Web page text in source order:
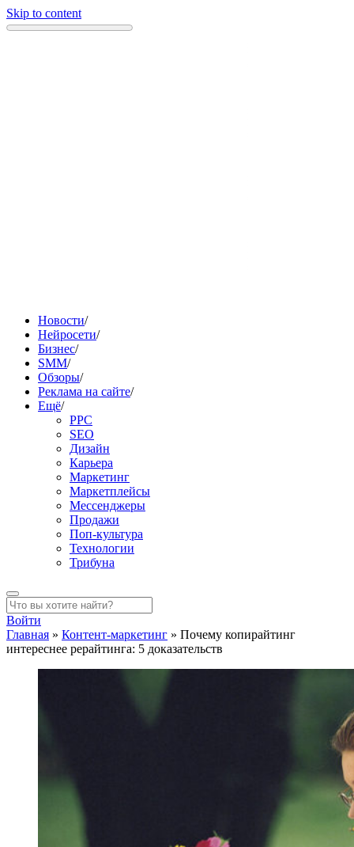
Skip to content
Новости/
Нейросети/
Бизнес/
SMM/
Обзоры/
Реклама на сайте/
Ещё/
PPC
SEO
Дизайн
Карьера
Маркетинг
Маркетплейсы
Мессенджеры
Продажи
Поп-культура
Технологии
Трибуна
Войти
Главная » Контент-маркетинг » Почему копирайтинг
интереснее рерайтинга: 5 доказательств